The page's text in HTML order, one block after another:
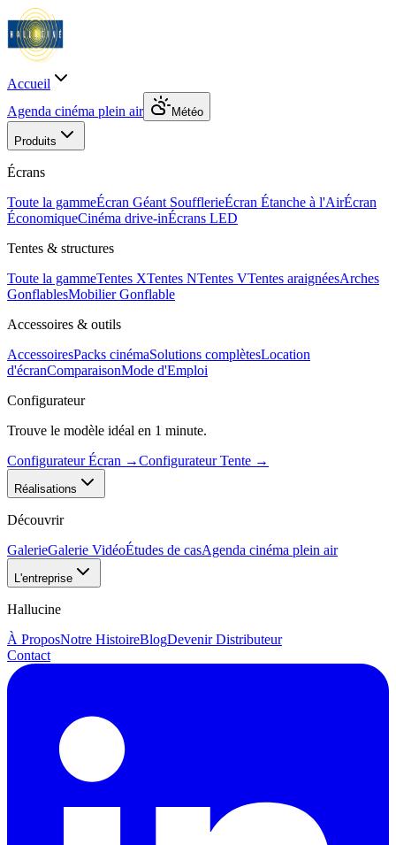
Accueil
Agenda cinéma plein air
Météo
Produits
Écrans
Toute la gammeÉcran Géant SoufflerieÉcran Étanche à l'AirÉcran
ÉconomiqueCinéma drive-inÉcrans LED
Tentes & structures
Toute la gammeTentes XTentes NTentes VTentes araignéesArches
GonflablesMobilier Gonflable
Accessoires & outils
AccessoiresPacks cinémaSolutions complètesLocation
d'écranComparaisonMode d'Emploi
Configurateur
Trouve le modèle idéal en 1 minute.
Configurateur Écran →Configurateur Tente →
Réalisations
Découvrir
GalerieGalerie VidéoÉtudes de casAgenda cinéma plein air
L'entreprise
Hallucine
À ProposNotre HistoireBlogDevenir Distributeur
Contact